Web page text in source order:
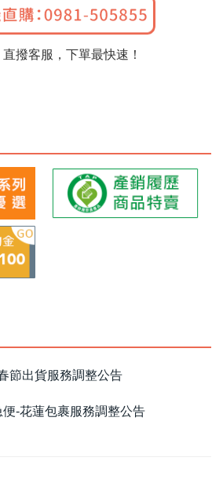
撥客服，下單最快速！
節出貨服務調整公告
便-花蓮包裹服務調整公告